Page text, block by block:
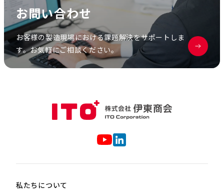
お問い合わせ
お客様の製造現場における課題解決をサポートしま
す。お気軽にご相談ください。
私たちについて